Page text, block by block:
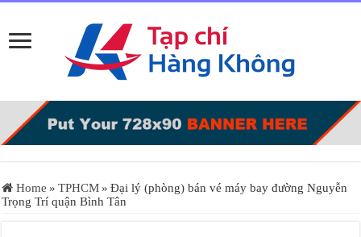
Home » TPHCM » Đại lý (phòng) bán vé máy bay đường Nguyễn
Trọng Trí quận Bình Tân